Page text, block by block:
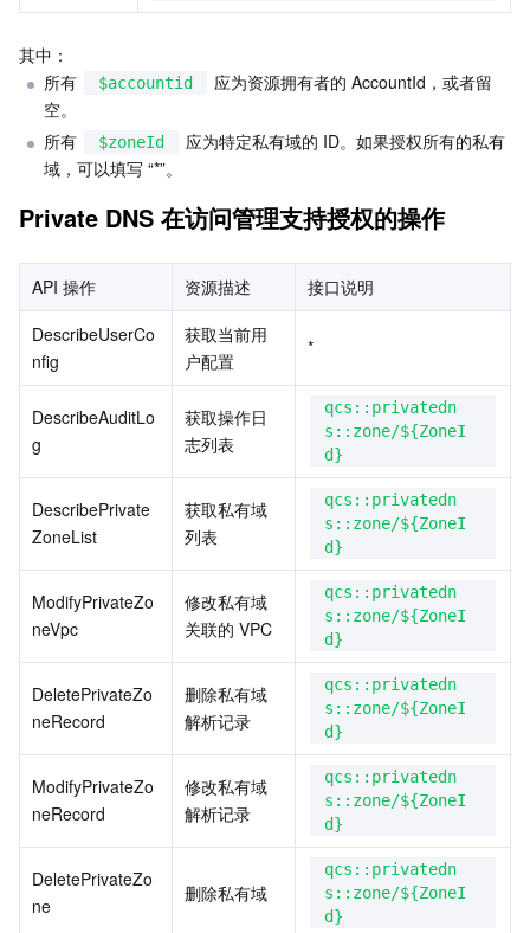
云硬盘
云 HDFS
数据加速器 GooseFS
数据万象
智能媒资托管
关系型数据库
云数据库 MySQL
云数据库 MariaDB
云数据库 PostgreSQL
云数据库 SQL Server
关系型数据库TDSQL
TDSQL-C MySQL 版
TDSQL MySQL 版
TDSQL Boundless
NoSQL 数据库
腾讯云分布式缓存数据库（兼容 Redis）
云数据库 MongoDB
时序数据库 CTSDB
数据库 SaaS 服务
数据传输服务
数据库管理中心
网络
网关负载均衡
云联网
弹性网卡
对等连接
网络流日志
密钥管理系统
堡垒机
数据安全审计
业务安全
验证码
图片内容安全
音频内容安全
账号风控平台
风险识别 RCE
安全服务
安全服务平台
云防火墙
Web 应用防火墙
容器安全服务
云安全中心
应用安全
移动应用安全
域名与网站
SSL 证书
私有域解析 Private DNS
腾讯微卡
办公协同
腾讯电子签
大数据
其中：
所有
$accountid
应为资源拥有者的 AccountId，或者留
空。
所有
$zoneId
应为特定私有域的 ID。如果授权所有的私有
域，可以填写 “*”。
Private DNS 在访问管理支持授权的操作
API 操作 资源描述
接口说明
DescribeUserCo
nfig
获取当前用
户配置
*
DescribeAuditLo
g
获取操作日
志列表
qcs::privatedn
s::zone/${ZoneI
d}
DescribePrivate
ZoneList
获取私有域
列表
qcs::privatedn
s::zone/${ZoneI
d}
ModifyPrivateZo
neVpc
修改私有域
关联的 VPC
qcs::privatedn
s::zone/${ZoneI
d}
DeletePrivateZo
neRecord
删除私有域
解析记录
qcs::privatedn
s::zone/${ZoneI
d}
ModifyPrivateZo
neRecord
修改私有域
解析记录
qcs::privatedn
s::zone/${ZoneI
d}
DeletePrivateZo
ne
删除私有域
qcs::privatedn
s::zone/${ZoneI
d}